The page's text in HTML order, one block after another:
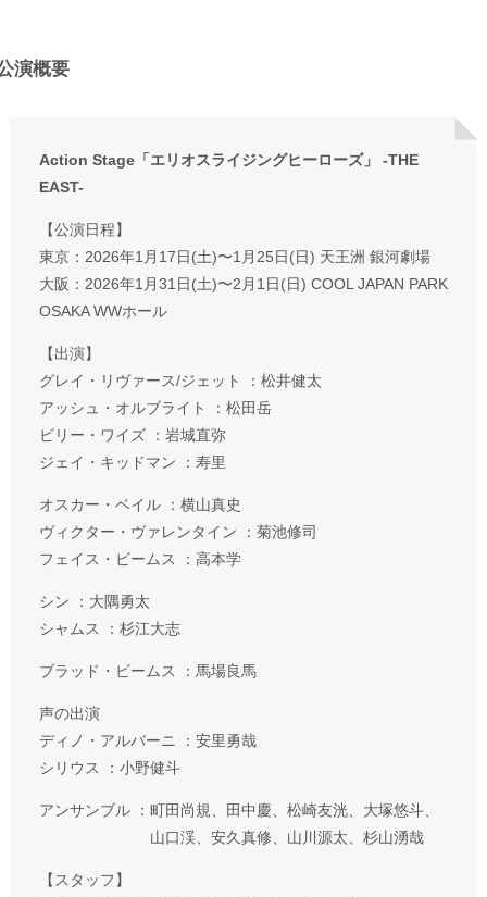
演概要
Action Stage「エリオスライジングヒーローズ」 -THE
EAST-
【公演日程】
東京：2026年1月17日(土)〜1月25日(日) 天王洲 銀河劇場
大阪：2026年1月31日(土)〜2月1日(日) COOL JAPAN PARK
OSAKA WWホール
【出演】
グレイ・リヴァース/ジェット ：松井健太
アッシュ・オルブライト ：松田岳
ビリー・ワイズ ：岩城直弥
ジェイ・キッドマン ：寿里
オスカー・ベイル ：横山真史
ヴィクター・ヴァレンタイン ：菊池修司
フェイス・ビームス ：高本学
シン ：大隅勇太
シャムス ：杉江大志
ブラッド・ビームス ：馬場良馬
声の出演
ディノ・アルバーニ ：安里勇哉
シリウス ：小野健斗
アンサンブル ：町田尚規、田中慶、松崎友洸、大塚悠斗、
山口渓、安久真修、山川源太、杉山湧哉
【スタッフ】